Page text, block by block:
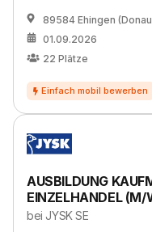
89584 Ehingen
01.09.2026
22 Plätze
AUSBILDUNG
EINZELHANDEL (M/
bei JYSK SE